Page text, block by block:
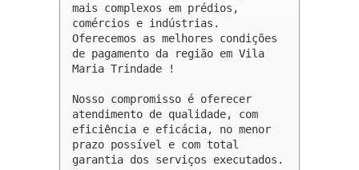
mais complexos em prédios,
comércios e indústrias.
Oferecemos as melhores condições
de pagamento da região em Vila
Maria Trindade !
Nosso compromisso é oferecer
atendimento de qualidade, com
eficiência e eficácia, no menor
prazo possível e com total
garantia dos serviços executados.